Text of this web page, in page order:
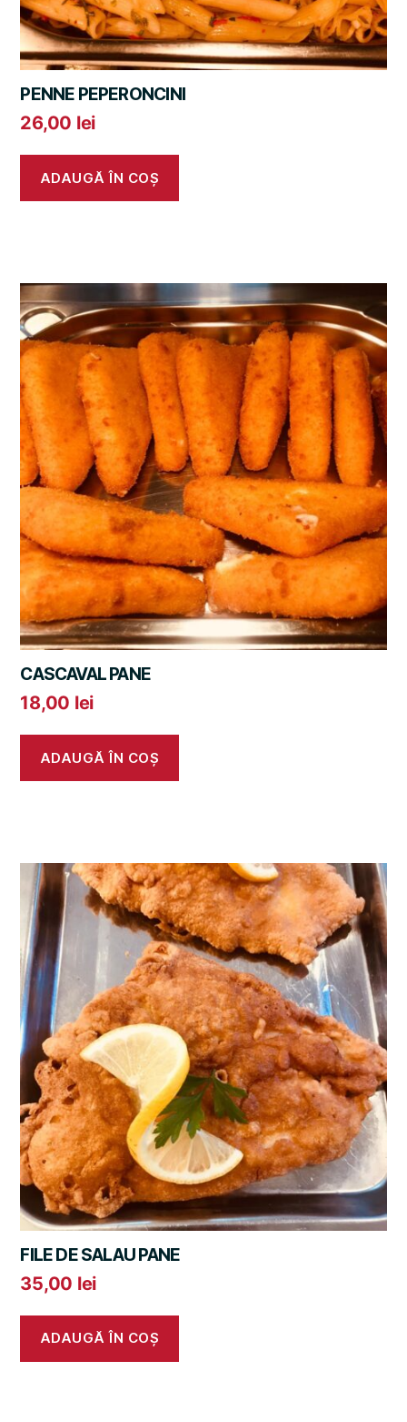
PENNE PEPERONCINI
26,00 lei
ADAUGĂ ÎN COȘ
CASCAVAL PANE
18,00 lei
ADAUGĂ ÎN COȘ
FILE DE SALAU PANE
35,00 lei
ADAUGĂ ÎN COȘ